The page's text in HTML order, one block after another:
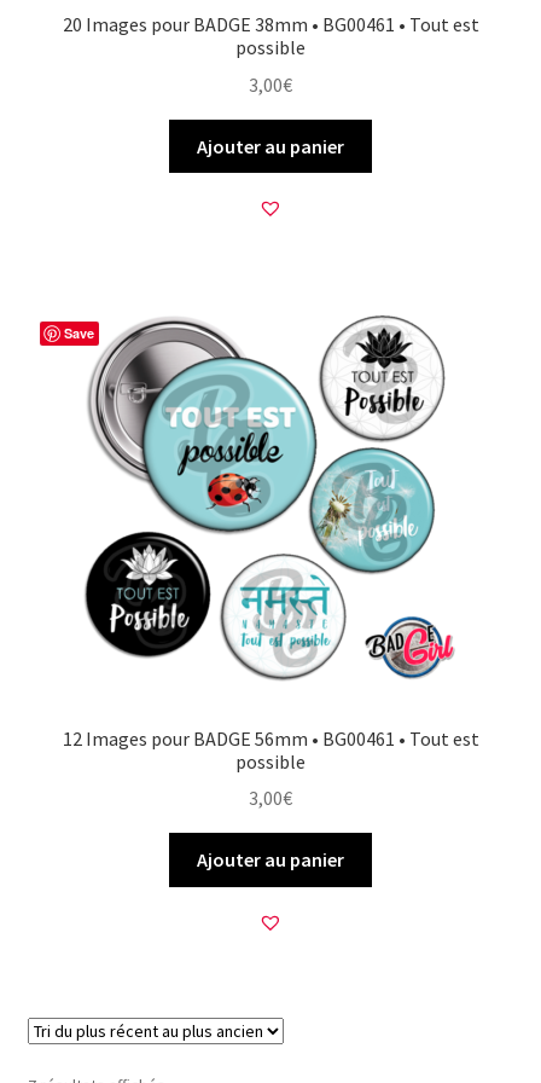
20 Images pour BADGE 38mm • BG00461 • Tout est
possible
3,00€
Ajouter au panier
Save
12 Images pour BADGE 56mm • BG00461 • Tout est
possible
3,00€
Ajouter au panier